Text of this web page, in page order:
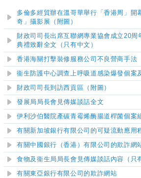
多倫多經貿辦在溫哥華舉行「香港周」開
奇」攝影展（附圖）
財政司司長出席互聯網專業協會成立20周
典禮致辭全文（只有中文）
香港海關打擊裝修服務公司不良營商手法
衞生防護中心調查上呼吸道感染爆發個案
財政司司長到訪西貢區（附圖）
發展局局長會見傳媒談話全文
伊利沙伯醫院產碳青霉烯酶腸道桿菌個案
有關新加坡銀行有限公司的可疑流動應用
有關中國銀行（香港）有限公司的欺詐網
食物及衞生局局長會見傳媒談話內容（只
有關東亞銀行有限公司的欺詐網站